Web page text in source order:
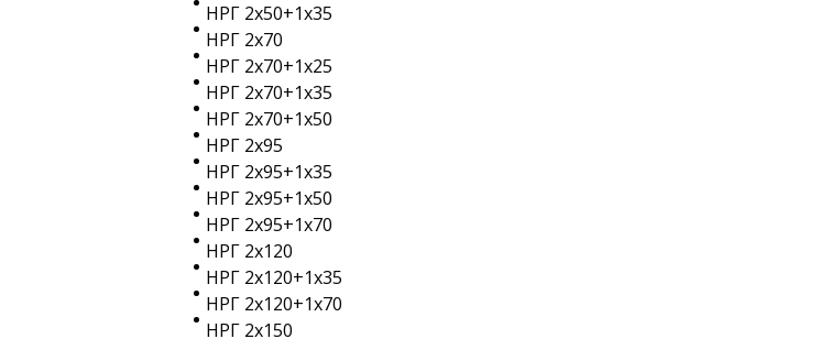
НРГ 2х50+1х35
НРГ 2х70
НРГ 2х70+1х25
НРГ 2х70+1х35
НРГ 2х70+1х50
НРГ 2х95
НРГ 2х95+1х35
НРГ 2х95+1х50
НРГ 2х95+1х70
НРГ 2х120
НРГ 2х120+1х35
НРГ 2х120+1х70
НРГ 2х150